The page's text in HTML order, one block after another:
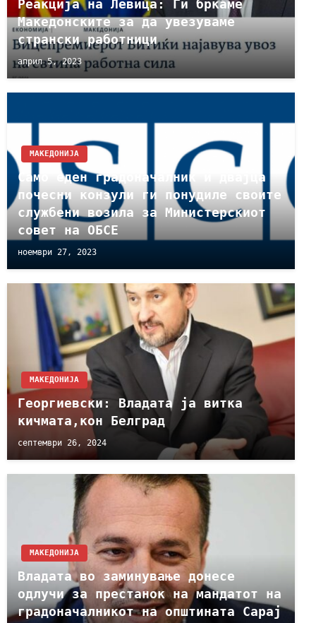
Реакција на Левица: Ги бркаме
Македонските за да увезуваме
странски работници
април 5, 2023
МАКЕДОНИЈА
Само еден градоначалник и двајца
почесни конзули ги понудиле своите
службени возила за Министерскиот
совет на ОБСЕ
ноември 27, 2023
МАКЕДОНИЈА
Георгиевски: Владата ја витка
кичмата,кон Белград
септември 26, 2024
МАКЕДОНИЈА
Владата во заминување донесе
одлучи за престанок на мандатот на
градоначалникот на општината Сарај